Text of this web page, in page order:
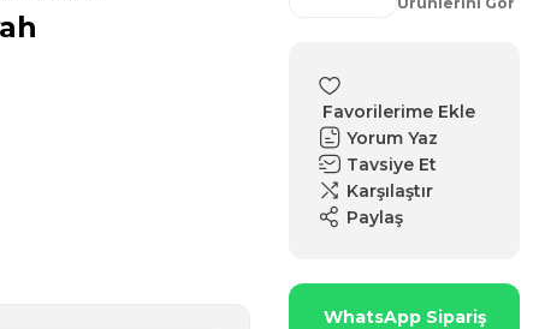
Yorum Yaz
Tavsiye Et
Karşılaştır
Paylaş
WhatsApp Sipariş